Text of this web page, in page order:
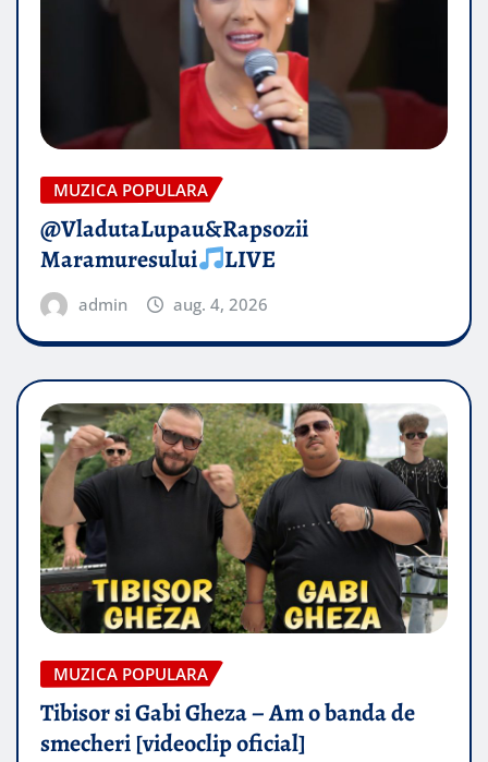
MUZICA POPULARA
@VladutaLupau&Rapsozii
Maramuresului
LIVE
admin aug. 4, 2026
MUZICA POPULARA
Tibisor si Gabi Gheza – Am o banda de
smecheri [videoclip oficial]